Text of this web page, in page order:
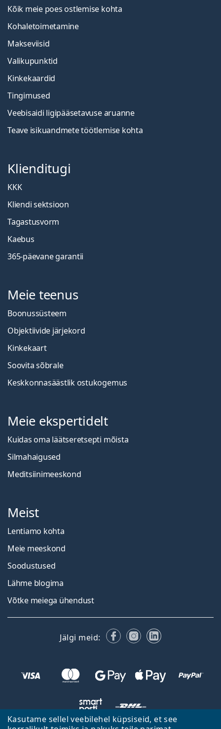
Kasutame sellel veebilehel küpsiseid, et see
Kõik meie poes ostlemise kohta
Kohaletoimetamine
Makseviisid
Valikupunktid
Kinkekaardid
Tingimused
Veebisaidi ligipääsetavuse aruanne
Teave isikuandmete töötlemise kohta
Klienditugi
KKK
Kliendi sektsioon
Tagastusvorm
Kaebus
365-päevane garantii
Meie teenus
Boonussüsteem
Objektiivide järjekord
Kinkekaart
Soovita sõbrale
Keskkonnasäästlik ostukogemus
Meie ekspertidelt
Kuidas oma läätseretsepti mõista
Silmahaigused
Meditsiinimeeskond
Meist
Lentiamo kohta
Meie meeskond
Soodustused
Lähme blogima
Võtke meiega ühendust
Jälgi meid: FacebookInstagram
LinkedIn